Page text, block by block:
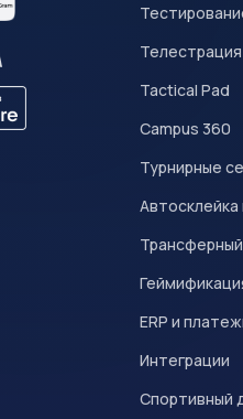
Телестрация
Tactical Pad
Campus 360
Турнирные
Автосклейка
ERP и
Интеграции
Спортивный